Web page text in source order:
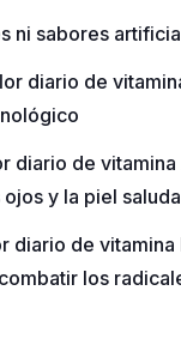
ni sabores
diario de
diario de vitamina
y la piel
diario de vitamina
los